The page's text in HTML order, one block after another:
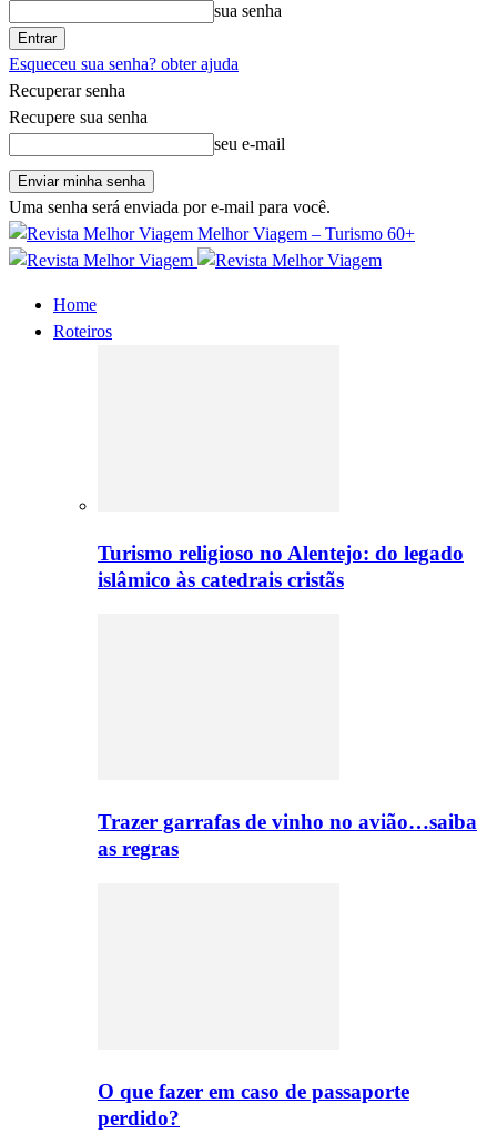
sua senha
Esqueceu sua senha? obter ajuda
Recuperar senha
Recupere sua senha
seu e-mail
Uma senha será enviada por e-mail para você.
Melhor Viagem – Turismo 60+
Home
Roteiros
Turismo religioso no Alentejo: do legado
islâmico às catedrais cristãs
Trazer garrafas de vinho no avião…saiba
as regras
O que fazer em caso de passaporte
perdido?